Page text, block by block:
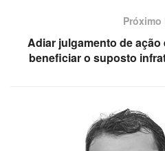
Próximo
Adiar julgamento de
beneficiar o suposto